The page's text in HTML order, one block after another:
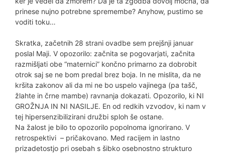
prinese nujno potrebne spremembe? Anyhow, pustimo se
voditi toku…
Skratka, začetnih 28 strani ovadbe sem prejšnji januar
poslal Maji. V opozorilo: začnita se pogovarjati, začnita
razmišljati obe “maternici” končno primarno za dobrobit
otrok saj se ne bom predal brez boja. In ne mislita, da ne
kršita zakonov ali da mi ne bo uspelo vajinega (pa tašč,
žlahte in črne mambe) ravnanja dokazati. Opozorilo, ki NI
GROŽNJA IN NI NASILJE. En od redkih vzvodov, ki nam v
tej hipersenzibilizirani družbi sploh še ostane.
Na žalost je bilo to opozorilo popolnoma ignorirano. V
retrospektivi – pričakovano. Med racijem in lastno
prizadetostjo pri osebah s šibko osebnostno strukturo